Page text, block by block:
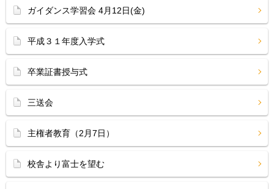
ガイダンス学習会 4月12日(金)
平成３１年度入学式
卒業証書授与式
三送会
主権者教育（2月7日）
校舎より富士を望む